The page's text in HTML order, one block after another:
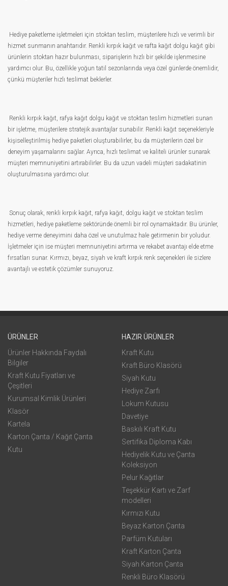
Hediye paketleme işletmeleri için stoktan teslim, müşterilere hızlı ve verimli bir
hizmet sunmanın anahtarıdır. Renkli kırpık kağıt ve rafta kağıt dolgu kağıt gibi
ürünlerin stoktan hazır bulunması, siparişlerin hızlı bir şekilde işlenmesine
yardımcı olur. Bu, özellikle yoğun tatil sezonlarında veya özel günlerde önemlidir,
çünkü müşteriler hızlı teslimat beklerler.
Renkli kırpık kağıt, rafya kağıt dolgu kağıt ve stoktan teslim hizmetleri sunan
bir işletme, müşterilere stratejik avantajlar sunabilir. Renkli kağıt seçenekleriyle
kişiselleştirilmiş hediye paketleri oluşturabilirler, bu da müşterilerin özel bir
deneyim yaşamalarını sağlar. Ayrıca, hızlı teslimat ve kaliteli ürünler sunarak
müşteri memnuniyetini artırabilirler. Bu da uzun vadeli müşteri sadakatinin
oluşturulmasına yardımcı olur.
Sonuç olarak, renkli kırpık kağıt, rafya kağıt, dolgu kağıt ve stoktan teslim
hizmetleri, hediye paketleme sektöründe önemli bir rol oynamaktadır. Bu ürünler,
hediye verme deneyimini daha özel ve unutulmaz hale getirmenin bir yoludur.
İşletmeler için ise müşteri memnuniyetini artırma ve rekabet avantajı elde etme
fırsatları sunar. Kırmızı, beyaz, siyah ve kraft kırpık renk seçenekleri ile sizlere
avantajlı ve estetik çözümler sunuyoruz.
ÜRÜNLER
Ürünler Hakkında Faydalı
Bilgiler
Kraft Kutu Fiyatları ve
Çeşitleri
Kurumsal Kimlik Ürünleri
Klasör
Kartela
Karton Çanta / Kağıt Çanta
Kutu
HAZIR ÜRÜNLER
Kraft Kutu
Kraft Büro Klasörü
Siyah Kutu
Hediye Zarfı
Lokum Kutusu
Davetiye
Baskılı Kraft Kutu
Sertifika Diploma Kabı
Hediyelik Kutu ve Çanta
Koleksiyon
Pelur Kağıtlar
Teşekkür Kartı ve Zarf
modelleri
Kırmızı Kutu
Beyaz Karton Çanta
Parfüm Kutuları
Kraft Karton Çanta
Siyah Karton Çanta
Renkli Büro Klasörü